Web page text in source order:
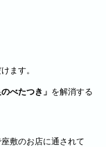
ます。
のべたつき」 を解消する
敷のお店に通されて